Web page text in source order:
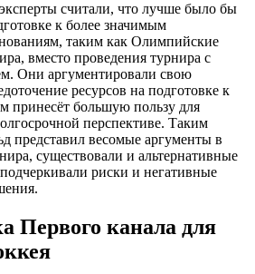
считали, что лучше было бы
к более значимым
таким как Олимпийские
вместо проведения турнира с
Они аргументировали свою
ресурсов на подготовке к
принесёт большую пользу для
перспективе. Таким
представил весомые аргументы в
существовали и альтернативные
риски и негативные
Первого канала для